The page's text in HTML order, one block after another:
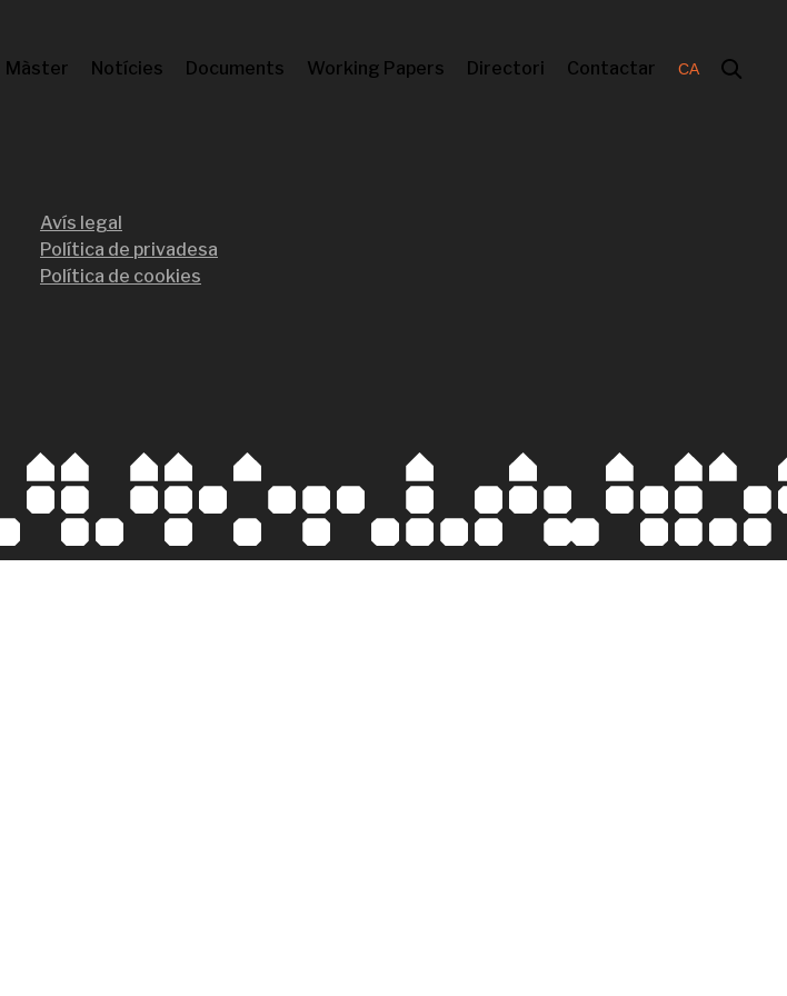
Màster Notícies Documents Working Papers Directori Contactar CA
Avís legal
Política de privadesa
Política de cookies